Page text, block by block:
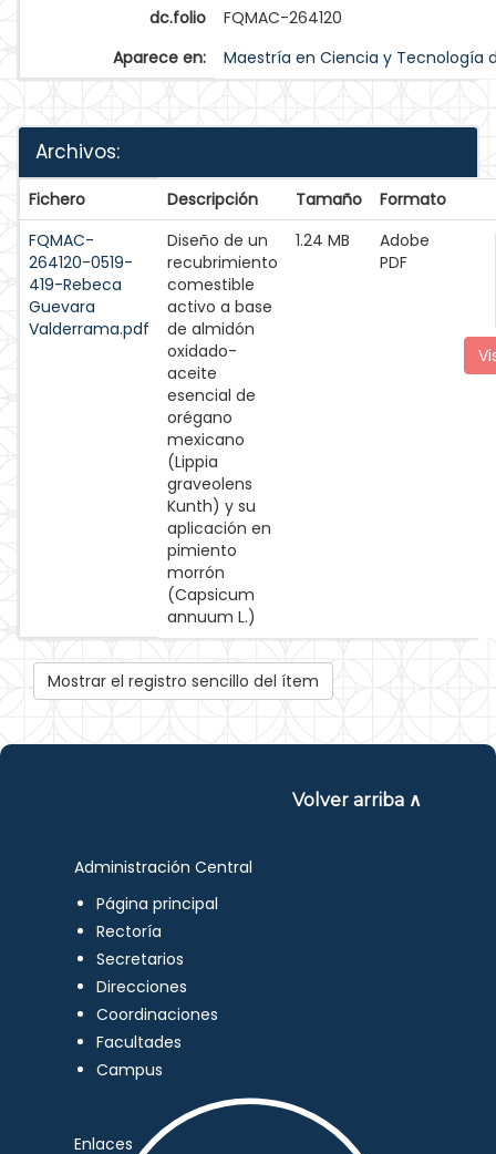
dc.folio
FQMAC-264120
Aparece en:
Maestría en Ciencia y Tecnología
Archivos:
Fichero Descripción Tamaño
Formato
FQMAC-
264120-0519-
419-Rebeca
Guevara
Valderrama.pdf
Diseño de un
recubrimiento
comestible
activo a base
de almidón
oxidado-
aceite
esencial de
orégano
mexicano
(Lippia
graveolens
Kunth) y su
aplicación en
pimiento
morrón
(Capsicum
annuum L.)
1.24 MB
Adobe
PDF
Mostrar el registro sencillo del ítem
Volver arriba ∧
Administración Central
Página principal
Rectoría
Secretarios
Direcciones
Coordinaciones
Facultades
Campus
Enlaces